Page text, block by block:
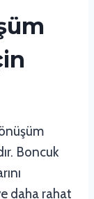
Boncuk
daha rahat